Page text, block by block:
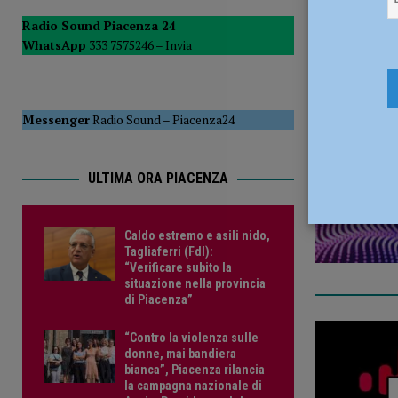
[ 5 Agosto 2026 ] Tennistavolo – Cortemaggiore, è tutto
Radio Sound Piacenza 24
WhatsApp 333 7575246 – Invia
MessengerRadio Sound–Piacenza24
ULTIMA ORA PIACENZA
Caldo estremo e asili nido,
Tagliaferri (FdI):
“Verificare subito la
situazione nella provincia
di Piacenza”
“Contro la violenza sulle
donne, mai bandiera
bianca”, Piacenza rilancia
la campagna nazionale di